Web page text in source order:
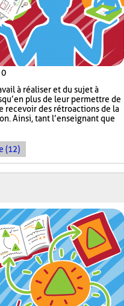
0
à réaliser et du sujet à
plus de leur permettre de
recevoir des rétroactions de la
Ainsi, tant l’enseignant que
(12)